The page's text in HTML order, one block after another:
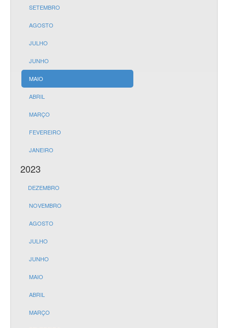
SETEMBRO
AGOSTO
JULHO
JUNHO
MAIO
ABRIL
MARÇO
FEVEREIRO
JANEIRO
2023
DEZEMBRO
NOVEMBRO
AGOSTO
JULHO
JUNHO
MAIO
ABRIL
MARÇO